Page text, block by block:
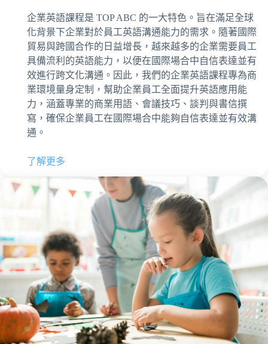
企業英語課程是 TOP ABC 的一大特色。旨在滿足全球
化背景下企業對於員工英語溝通能力的需求。隨著國際
貿易與跨國合作的日益增長，越來越多的企業需要員工
具備流利的英語能力，以便在國際場合中自信表達並有
效進行跨文化溝通。因此，我們的企業英語課程專為商
業環境量身定制，幫助企業員工全面提升英語應用能
力，涵蓋專業的商業用語、會議技巧、談判與書信撰
寫，確保企業員工在國際場合中能夠自信表達並有效溝
通。
了解更多